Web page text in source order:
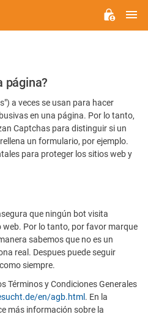
página?
a veces se usan para hacer
en una página. Por lo tanto,
Captchas para distinguir si un
un formulario, por ejemplo.
para proteger los sitios web y
que ningún bot visita
Por lo tanto, por favor marque
sabemos que no es un
real. Despues puede seguir
siempre.
Términos y Condiciones Generales
en/agb.html . En la
más información sobre la